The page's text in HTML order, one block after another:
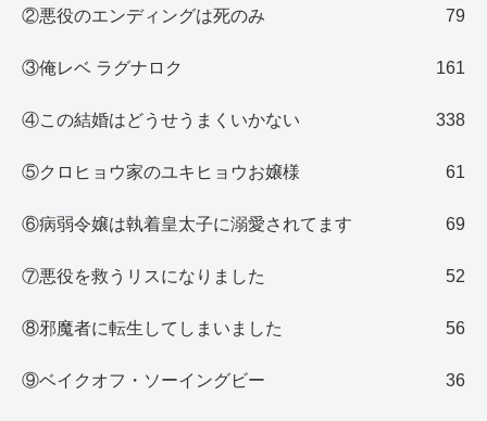
②悪役のエンディングは死のみ 79
③俺レベ ラグナロク 161
④この結婚はどうせうまくいかない 338
⑤クロヒョウ家のユキヒョウお嬢様 61
⑥病弱令嬢は執着皇太子に溺愛されてます 69
⑦悪役を救うリスになりました 52
⑧邪魔者に転生してしまいました 56
⑨ベイクオフ・ソーイングビー 36